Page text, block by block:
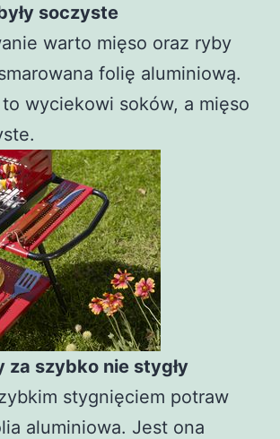
soczyste
warto mięso oraz ryby
folię aluminiową.
wyciekowi soków, a mięso
za szybko nie stygły
stygnięciem potraw
aluminiowa. Jest ona